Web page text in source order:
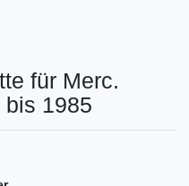
für Merc.
bis 1985